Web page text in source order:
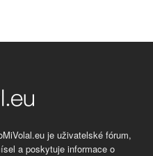
je uživatelské fórum,
a poskytuje informace o